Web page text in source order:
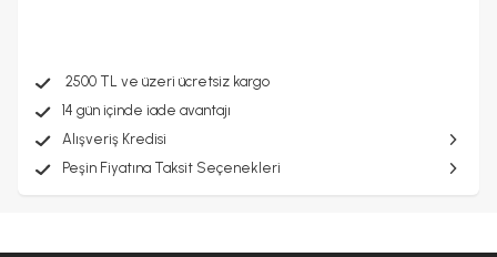
2500 TL ve üzeri ücretsiz kargo
14 gün içinde iade avantajı
Alışveriş Kredisi
Peşin Fiyatına Taksit Seçenekleri